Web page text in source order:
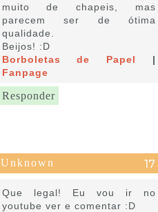
muito de chapeis, mas
parecem ser de ótima
qualidade.
Beijos! :D
Borboletas de Papel |
Fanpage
Responder
Unknown
Que legal! Eu vou ir no
youtube ver e comentar :D